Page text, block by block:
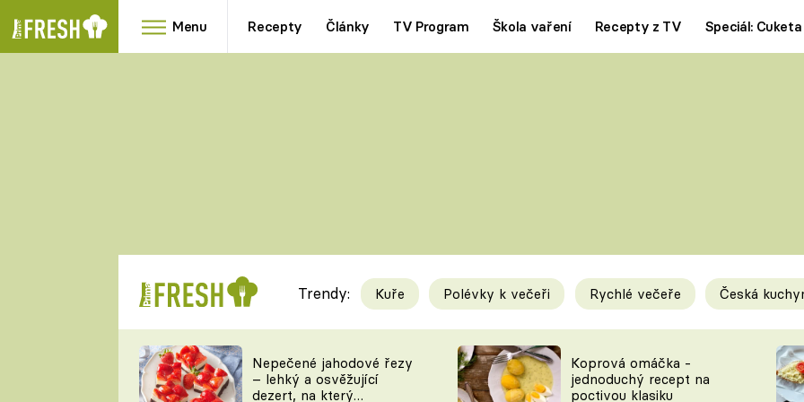
Menu Recepty Články TV Program Škola vaření Recepty z TV Speciál: Cuketa
RYCHLOVKY
Videorecepty
TEĎ VAŘÍ ŠÉF!
Tipy a triky
KAM ZA JÍDLEM
Trendy: Kuře Polévky k večeři Rychlé večeře Česká
Nepečené jahodové řezy
– lehký a osvěžující
dezert, na který
Koprová omáčka -
jednoduchý recept na
poctivou klasiku